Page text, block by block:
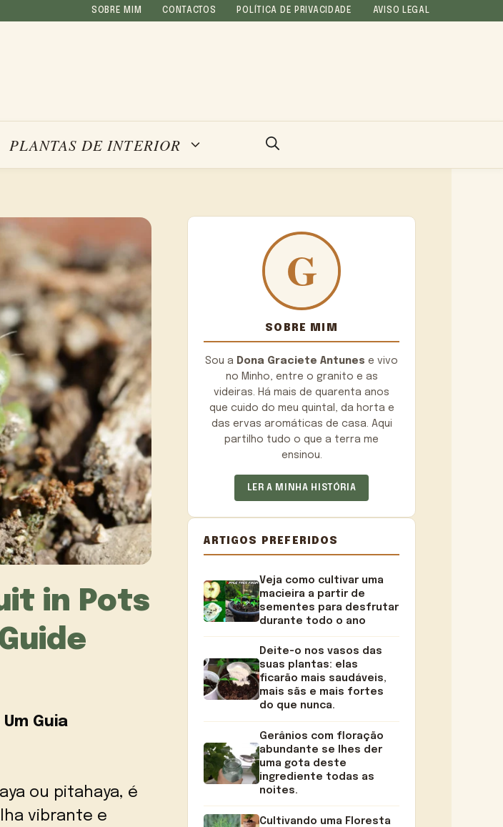
SOBRE MIM CONTACTOS POLÍTICA DE PRIVACIDADE AVISO LEGAL
PLANTAS DE INTERIOR
in Pots
Guia
ou pitahaya, é
vibrante e
SOBRE MIM
Sou a Dona Graciete Antunes e vivo
no Minho, entre o granito e as
videiras. Há mais de quarenta anos
que cuido do meu quintal, da horta e
das ervas aromáticas de casa. Aqui
partilho tudo o que a terra me
ensinou.
LER A MINHA HISTÓRIA
ARTIGOS PREFERIDOS
Veja como cultivar uma
macieira a partir de
sementes para desfrutar
durante todo o ano
Deite-o nos vasos das
suas plantas: elas
ficarão mais saudáveis,
mais sãs e mais fortes
do que nunca.
Gerânios com floração
abundante se lhes der
uma gota deste
ingrediente todas as
noites.
Cultivando uma Floresta